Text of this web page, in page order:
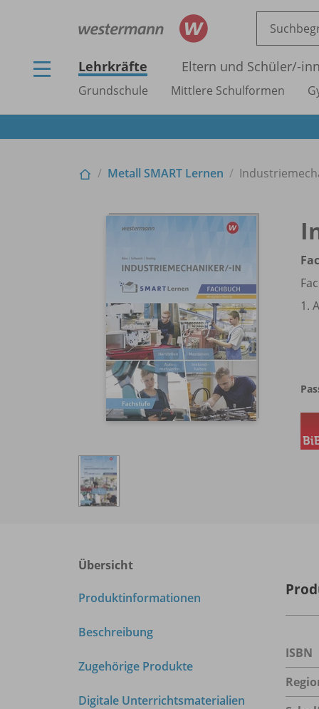
Lehrkräfte Eltern und Schüler/-
Grundschule Mittlere Schulformen
Metall SMART Lernen
1.
Übersicht
Produktinformationen
Beschreibung
Zugehörige Produkte
Digitale Unterrichtsmaterialien
ISBN